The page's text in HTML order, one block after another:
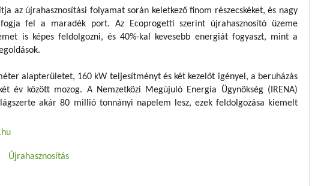
az újrahasznosítási folyamat során keletkező finom részecskéket, és nagy
fogja fel a maradék port. Az Ecoprogetti szerint újrahasznosító üzeme
is képes feldolgozni, és 40%-kal kevesebb energiát fogyaszt, mint a
alapterületet, 160 kW teljesítményt és két kezelőt igényel, a beruházás
év között mozog. A Nemzetközi Megújuló Energia Ügynökség (IRENA)
akár 80 millió tonnányi napelem lesz, ezek feldolgozása kiemelt
Újrahasznosítás